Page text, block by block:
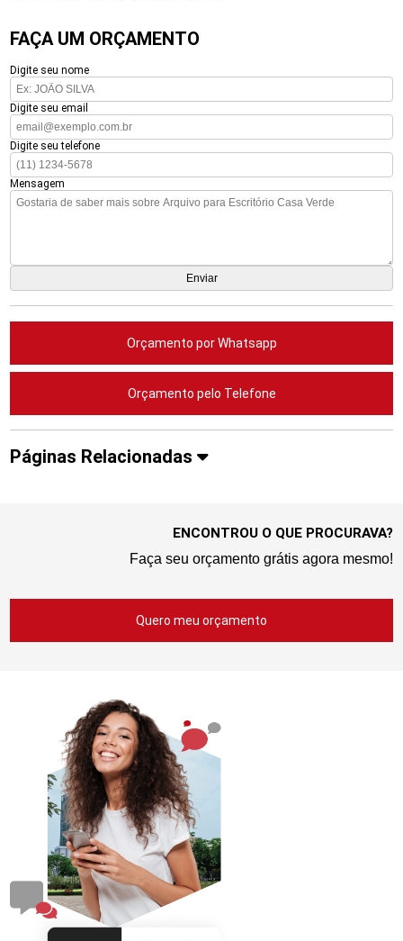
FAÇA UM ORÇAMENTO
Digite seu nome
Digite seu email
Digite seu telefone
Mensagem
Orçamento por Whatsapp
Orçamento pelo Telefone
Páginas Relacionadas
ENCONTROU O QUE PROCURAVA?
Faça seu orçamento grátis agora mesmo!
Quero meu orçamento